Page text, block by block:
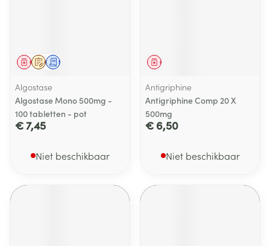
Op voorschrift
GeneesmiddelSchriftelijke aanvraag
Algostase
Algostase Mono 500mg -
100 tabletten - pot
€ 7,45
Niet beschikbaar
Geneesmiddel
Antigriphine
Antigriphine Comp 20 X
500mg
€ 6,50
Niet beschikbaar